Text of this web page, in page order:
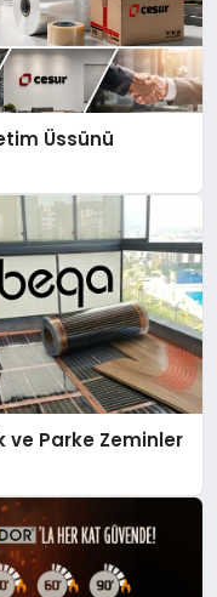
Üssünü
ve Parke Zeminler